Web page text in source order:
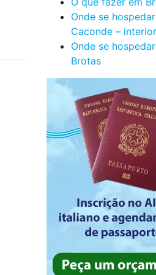
Onde se
Caconde –
Onde se
Brotas